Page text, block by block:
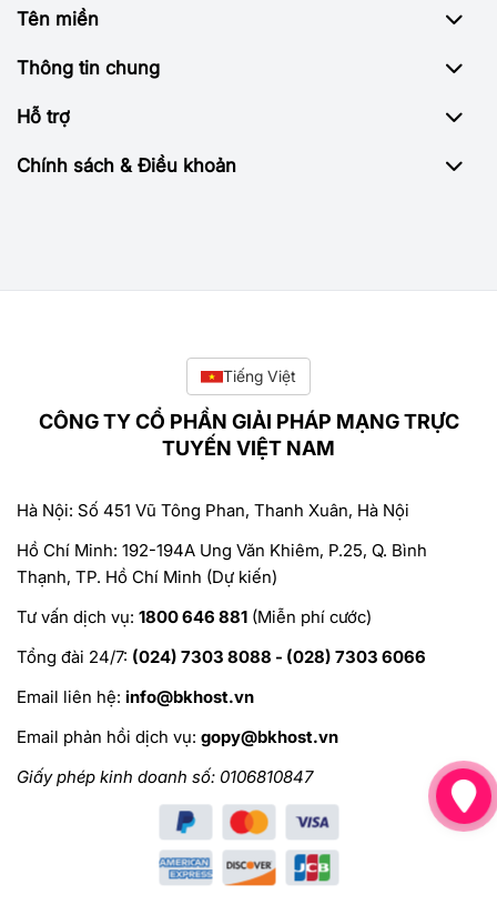
Tên miền
Thông tin chung
Hỗ trợ
Chính sách & Điều khoản
Tiếng Việt
CÔNG TY CỔ PHẦN GIẢI PHÁP MẠNG TRỰC
TUYẾN VIỆT NAM
Hà Nội: Số 451 Vũ Tông Phan, Thanh Xuân, Hà Nội
Hồ Chí Minh: 192-194A Ung Văn Khiêm, P.25, Q. Bình
Thạnh, TP. Hồ Chí Minh (Dự kiến)
Tư vấn dịch vụ: 1800 646 881 (Miễn phí cước)
Tổng đài 24/7: (024) 7303 8088 - (028) 7303 6066
Email liên hệ: info@bkhost.vn
Email phản hồi dịch vụ: gopy@bkhost.vn
Giấy phép kinh doanh số: 0106810847